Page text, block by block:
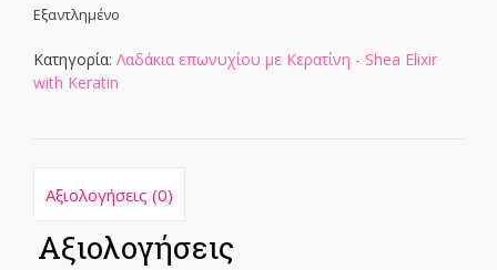
Εξαντλημένο
Κατηγορία: Λαδάκια επωνυχίου με Κερατίνη - Shea Elixir
with Keratin
Αξιολογήσεις (0)
Αξιολογήσεις